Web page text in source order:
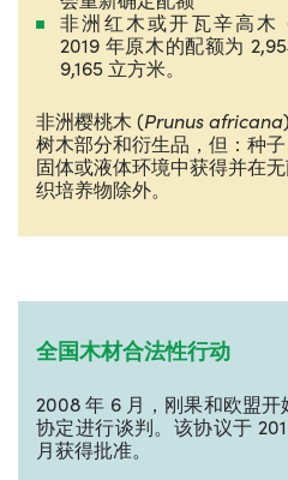
非洲红木或开瓦辛高木
2019 年原木的配额为
9,165 立方米。
非洲樱桃木 (Prunus africana
树木部分和衍生品，但：种子
固体或液体环境中获得并在
织培养物除外。
全国木材合法性行动
2008 年 6 月，刚果和欧盟开
协定进行谈判。该协议于
月获得批准。